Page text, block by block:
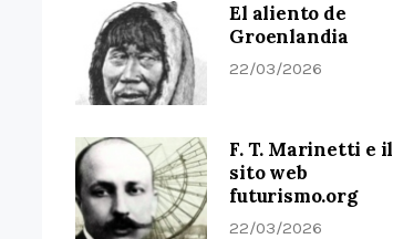
El aliento de
Groenlandia
22/03/2026
F. T. Marinetti e il
sito web
futurismo.org
22/03/2026